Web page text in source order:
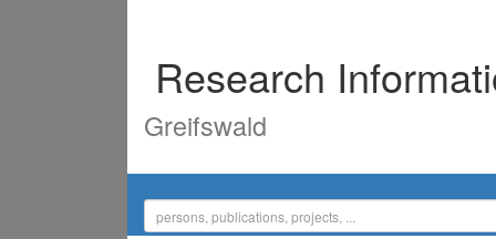
Research
Greifswald